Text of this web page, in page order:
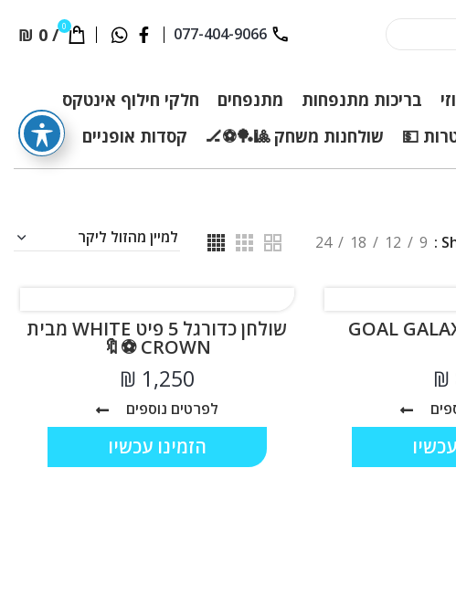
077-404-9066
0
/
₪ 0
בריכות מתנפחות מתנפחים
חלקי חילוף אינטקס
💵 שולחנות משחק 🎱🏓⚽🏒 קסדות אופניים
9
12
18
24
₪
שולחן כדורגל 5 פיט WHITE מבית
CROWN ⚽🔖
₪
לפרטים נוספים
הזמינו עכשיו